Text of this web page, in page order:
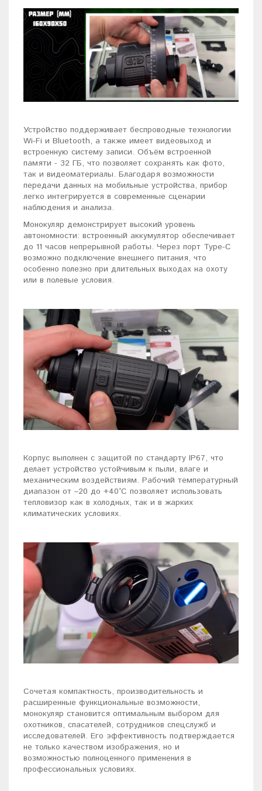
Устройство поддерживает беспроводные технологии
Wi-Fi и Bluetooth, а также имеет видеовыход и
встроенную систему записи. Объём встроенной
памяти - 32 ГБ, что позволяет сохранять как фото,
так и видеоматериалы. Благодаря возможности
передачи данных на мобильные устройства, прибор
легко интегрируется в современные сценарии
наблюдения и анализа.
Монокуляр демонстрирует высокий уровень
автономности: встроенный аккумулятор обеспечивает
до 11 часов непрерывной работы. Через порт Type-C
возможно подключение внешнего питания, что
особенно полезно при длительных выходах на охоту
или в полевые условия.
Корпус выполнен с защитой по стандарту IP67, что
делает устройство устойчивым к пыли, влаге и
механическим воздействиям. Рабочий температурный
диапазон от –20 до +40°C позволяет использовать
тепловизор как в холодных, так и в жарких
климатических условиях.
Сочетая компактность, производительность и
расширенные функциональные возможности,
монокуляр становится оптимальным выбором для
охотников, спасателей, сотрудников спецслужб и
исследователей. Его эффективность подтверждается
не только качеством изображения, но и
возможностью полноценного применения в
профессиональных условиях.